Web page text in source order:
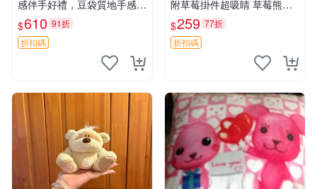
感伴手好禮，豆袋質地手感
佳，抱枕小熊 recom 推薦 白
色豆袋 玩具
$610 91折
折扣碼
附草莓掛件超吸睛 草莓熊手
提包 草莓掛件 可愛portunes
e
$259 77折
折扣碼